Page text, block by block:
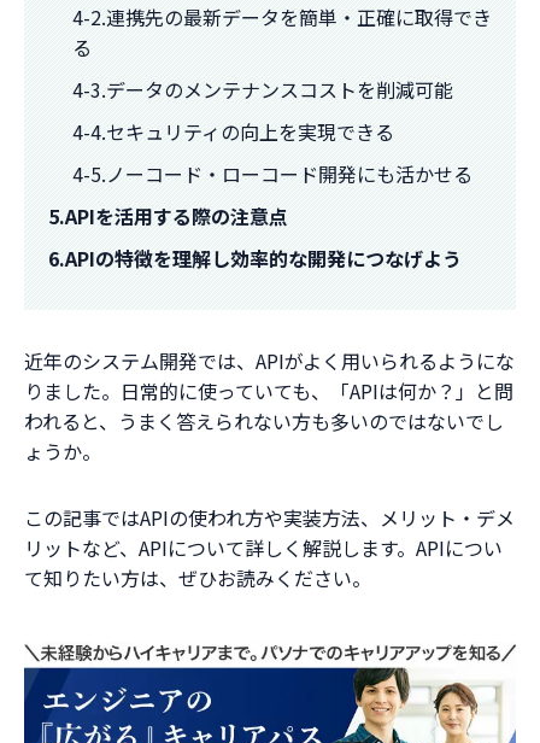
4-2.連携先の最新データを簡単・正確に取得でき
る
4-3.データのメンテナンスコストを削減可能
4-4.セキュリティの向上を実現できる
4-5.ノーコード・ローコード開発にも活かせる
5.APIを活用する際の注意点
6.APIの特徴を理解し効率的な開発につなげよう
近年のシステム開発では、APIがよく用いられるようにな
りました。日常的に使っていても、「APIは何か？」と問
われると、うまく答えられない方も多いのではないでし
ょうか。
この記事ではAPIの使われ方や実装方法、メリット・デメ
リットなど、APIについて詳しく解説します。APIについ
て知りたい方は、ぜひお読みください。